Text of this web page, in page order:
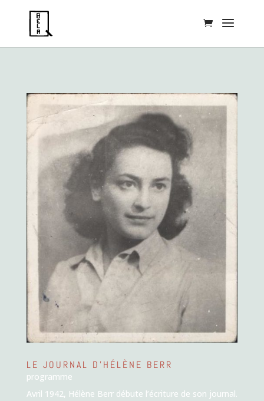
LE JOURNAL D’HÉLÈNE BERR
programme
Avril 1942, Hélène Berr débute l’écriture de son journal.